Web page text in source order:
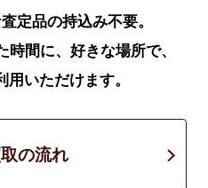
定品の持込み不要。
間に、好きな場所で、
いただけます。
の流れ